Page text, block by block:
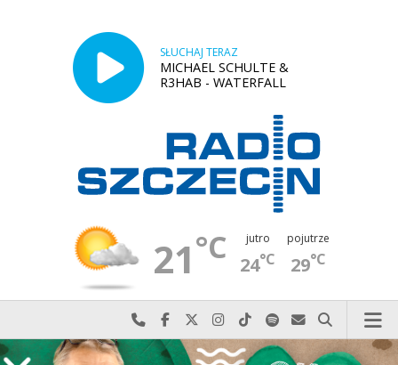
SŁUCHAJ TERAZ
MICHAEL SCHULTE &
R3HAB - WATERFALL
21°C jutro
24°C
pojutrze
29°C
Najlepiej po prostu do nas zadzwoń
Odwiedź nas na Facebook-u
Odwiedź nas na X
Odwiedź nas na Instagram-ie
Odwiedź nas na TikTok-u
Szukaj nas na Spotify
Wyślij do nas
Szukaj